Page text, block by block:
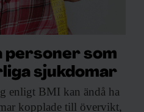
personer som
sjukdomar
enligt BMI kan ändå ha
kopplade till övervikt,